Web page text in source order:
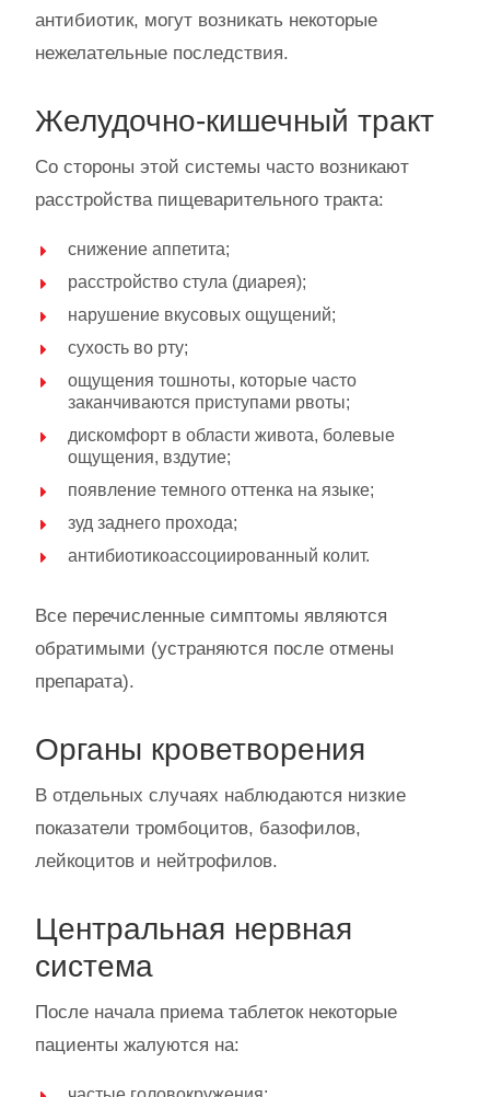
антибиотик, могут возникать некоторые
нежелательные последствия.
Желудочно-кишечный тракт
Со стороны этой системы часто возникают
расстройства пищеварительного тракта:
снижение аппетита;
расстройство стула (диарея);
нарушение вкусовых ощущений;
сухость во рту;
ощущения тошноты, которые часто
заканчиваются приступами рвоты;
дискомфорт в области живота, болевые
ощущения, вздутие;
появление темного оттенка на языке;
зуд заднего прохода;
антибиотикоассоциированный колит.
Все перечисленные симптомы являются
обратимыми (устраняются после отмены
препарата).
Органы кроветворения
В отдельных случаях наблюдаются низкие
показатели тромбоцитов, базофилов,
лейкоцитов и нейтрофилов.
Центральная нервная
система
После начала приема таблеток некоторые
пациенты жалуются на: